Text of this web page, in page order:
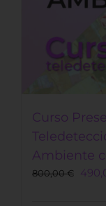
Curso
Ambiente
800,00€